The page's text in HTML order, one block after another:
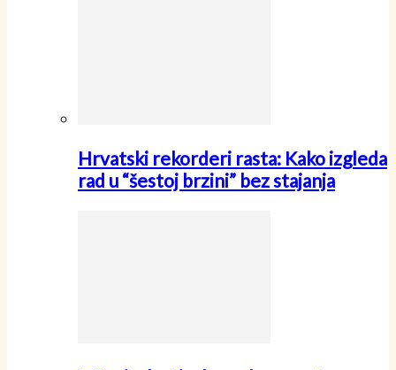
Hrvatski rekorderi rasta: Kako izgleda
rad u “šestoj brzini” bez stajanja